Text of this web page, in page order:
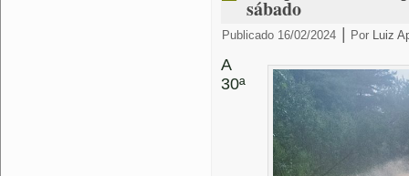
sábado
Publicado 16/02/2024 Por Luiz
A
30ª